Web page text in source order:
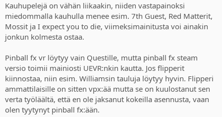
Kauhupelejä on vähän liikaakin, niiden vastapainoksi
miedommalla kauhulla menee esim. 7th Guest, Red Matterit,
Mossit ja I expect you to die, viimeksimainitusta voi ainakin
jonkun kolmesta ostaa.
Pinball fx vr löytyy vain Questille, mutta pinball fx steam
versio toimii mainiosti UEVR:nkin kautta. Jos flipperit
kiinnostaa, niin esim. Williamsin tauluja löytyy hyvin. Flipperi
ammattilaisille on sitten vpx:ää mutta se on kuulostanut sen
verta työläältä, että en ole jaksanut kokeilla asennusta, vaan
olen tyytynyt pinball fx:ään.